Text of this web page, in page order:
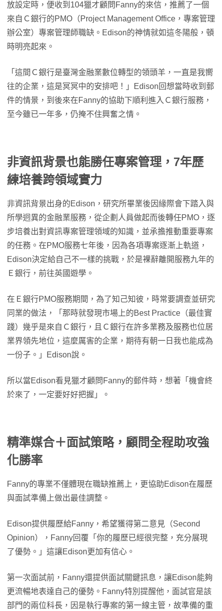
放設定時，便收到104獵才顧問Fanny的來信，推薦了一個
來自Ｃ銀行的PMO（Project Management Office，專案管理
辦公室）專案管理師職缺。Edison的神情就如這冬陽般，頓
時明亮起來。
「這間Ｃ銀行是臺灣金融業數位轉型的領頭羊，一直是我嚮
往的企業，這是冥冥中的安排吧！」Edison回想當時收到郵
件的情景，到後來在Fanny的協助下順利進入Ｃ銀行服務，
至今雖已一年多，仍掩不住興奮之情。
非資訊背景也能勝任專案管理，7年歷
練培養跨領域實力
非資訊背景出身的Edison，研究所畢業後因緣際會下踏入與
所學迥異的金融業服務，從企劃人員做起而後轉任PMO，逐
步培養出對資訊專案管理領域的知識，並承擔推動重要專案
的任務。在PMO服務七年後，因為各項專案逐漸上軌道，
Edison決定給自己不一樣的挑戰，於是裸辭離開服務九年的
Ｅ銀行，前往英國遊學。
在Ｅ銀行PMO服務期間，為了知己知彼，時常要調查並研究
同業的做法，「那時就發現市場上的Best Practice（最佳實
踐）幾乎是來自Ｃ銀行，且Ｃ銀行在許多業務及服務也位居
業界領先地位，這麼厲害的企業，期待有朝一日我也能成為
一份子。」Edison說。
所以當Edison看見獵才顧問Fanny的郵件時，想著「機會終
於來了，一定要好好把握」。
精準媒合＋面試策略，顧問全程助攻強
化勝率
Fanny的專業不僅體現在職缺推薦上，更協助Edison在履歷
與面試準備上做出最佳調整。
Edison提供履歷給Fanny，希望獲得第二意見（Second
Opinion），Fanny回覆「你的履歷已經很完整，充分展現
了優勢。」這讓Edison更加有信心。
第一次面試前，Fanny還提供面試關鍵訊息，讓Edison能夠
更流暢地表達自己的優勢。Fanny特別提醒他，面試官是該
部門的兩位科長，因是執行專案的第一線主管，故準備的重